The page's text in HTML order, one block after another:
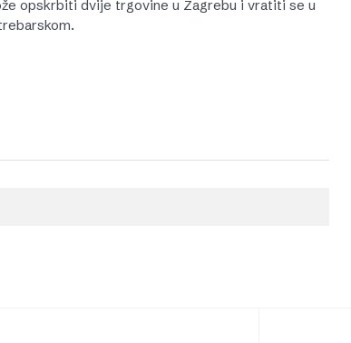
opskrbiti dvije trgovine u Zagrebu i vratiti se u